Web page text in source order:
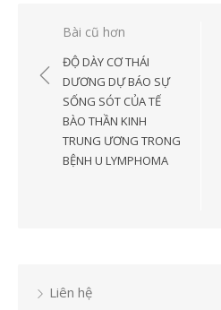
Điều
hướng
bài
viết
Bài cũ hơn
ĐỘ DÀY CƠ THÁI
DƯƠNG DỰ BÁO SỰ
SỐNG SÓT CỦA TẾ
BÀO THẦN KINH
TRUNG ƯƠNG TRONG
BỆNH U LYMPHOMA
Liên hệ